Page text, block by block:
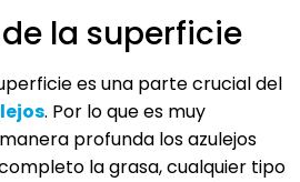
la superficie
es una parte crucial del
. Por lo que es muy
profunda los azulejos
la grasa, cualquier tipo